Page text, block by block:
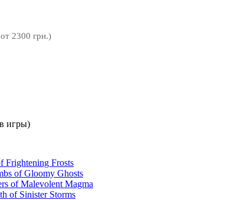
2300 грн.)
игры)
Frightening Frosts
of Gloomy Ghosts
of Malevolent Magma
of Sinister Storms